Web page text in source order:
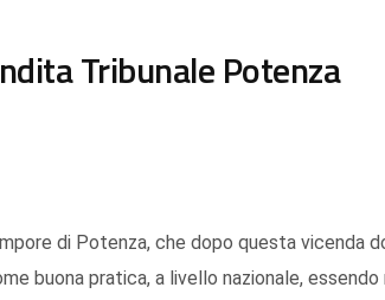
Tribunale Potenza
di Potenza, che dopo questa vicenda
buona pratica, a livello nazionale,